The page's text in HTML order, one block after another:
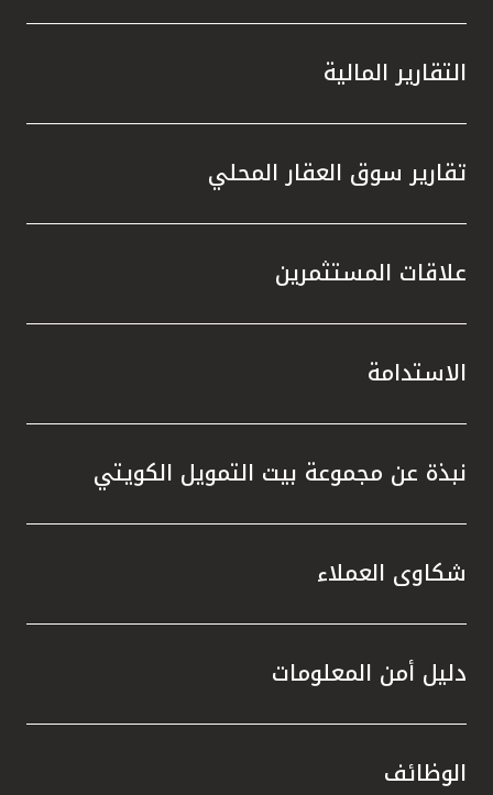
التقارير المالية
تقارير سوق العقار المحلي
علاقات المستثمرين
الاستدامة
نبذة عن مجموعة بيت التمويل الكويتي
شكاوى العملاء
دليل أمن المعلومات
الوظائف